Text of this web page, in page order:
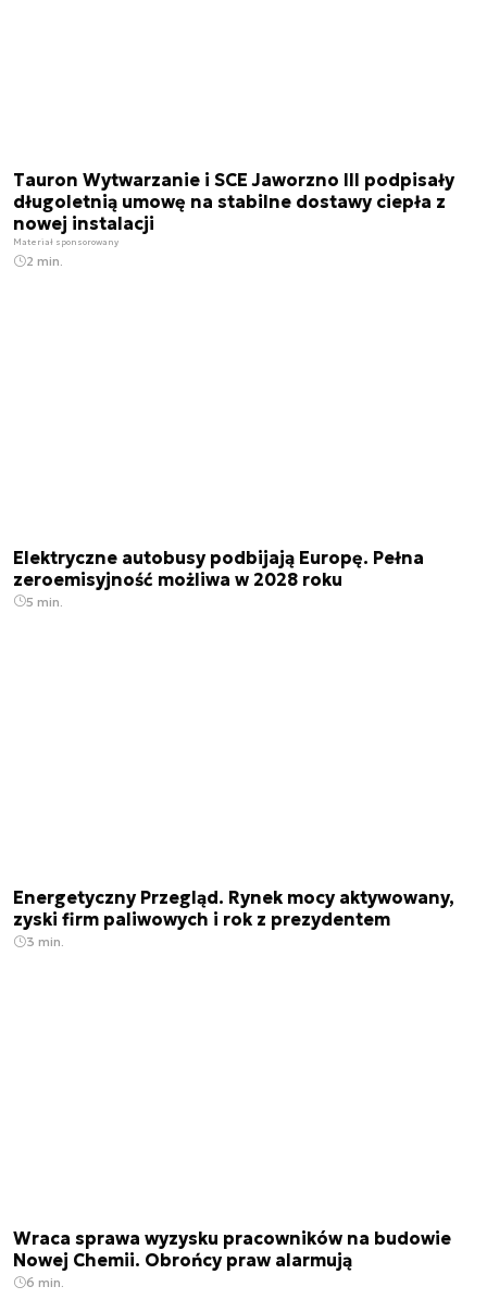
Tauron Wytwarzanie i SCE Jaworzno III podpisały
długoletnią umowę na stabilne dostawy ciepła z
nowej instalacji
Materiał sponsorowany
2 min.
Elektryczne autobusy podbijają Europę. Pełna
zeroemisyjność możliwa w 2028 roku
5 min.
Energetyczny Przegląd. Rynek mocy aktywowany,
zyski firm paliwowych i rok z prezydentem
3 min.
Wraca sprawa wyzysku pracowników na budowie
Nowej Chemii. Obrońcy praw alarmują
6 min.